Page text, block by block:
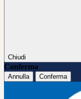
Chiudi
Conferma
Annulla Conferma